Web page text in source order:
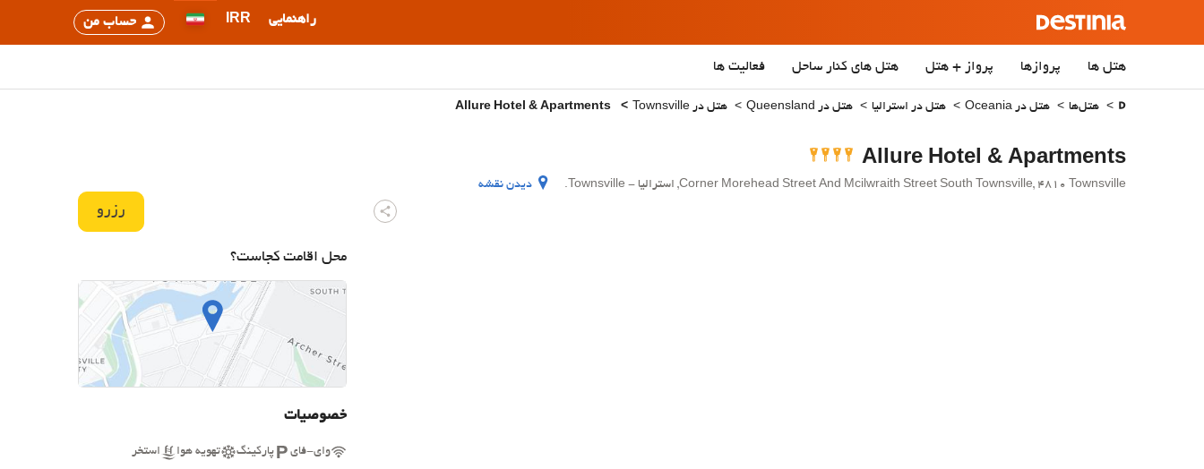
راهنمایی IRR حساب من
هتل ها پروازها پرواز + هتل هتل‌ های کنار ساحل فعالیت ها
هتل‌ها هتل در Oceania هتل در استرالیا هتل در Queensland هتل در Townsville
Allure Hotel & Apartments
Corner Morehead Street And Mcilwraith Street South Townsville, 4810 Townsville, استرالیا - Townsville. دیدن نقشه
رزرو
محل اقامت کجاست؟
خصوصیات
وای-فای پارکینگ تهویه هوا استخر